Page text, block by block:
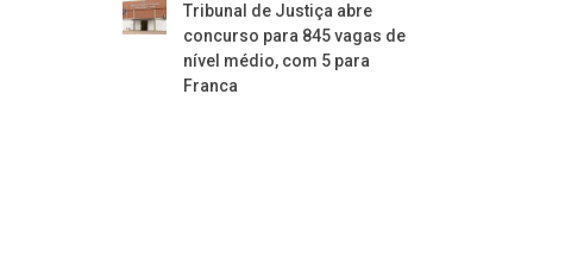
Tribunal de Justiça abre
concurso para 845 vagas de
nível médio, com 5 para
Franca